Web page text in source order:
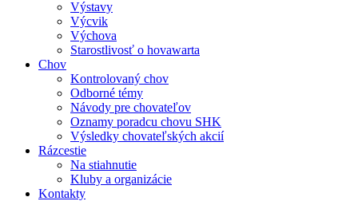
Výstavy
Výcvik
Výchova
Starostlivosť o hovawarta
Chov
Kontrolovaný chov
Odborné témy
Návody pre chovateľov
Oznamy poradcu chovu SHK
Výsledky chovateľských akcií
Rázcestie
Na stiahnutie
Kluby a organizácie
Kontakty